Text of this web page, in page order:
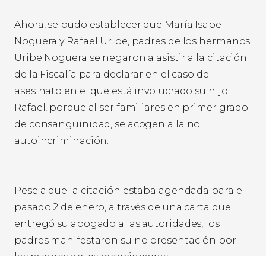
Ahora, se pudo establecer que María Isabel
Noguera y Rafael Uribe, padres de los hermanos
Uribe Noguera se negaron a asistir a la citación
de la Fiscalía para declarar en el caso de
asesinato en el que está involucrado su hijo
Rafael, porque al ser familiares en primer grado
de consanguinidad, se acogen a la no
autoincriminación.
Pese a que la citación estaba agendada para el
pasado 2 de enero, a través de una carta que
entregó su abogado a las autoridades, los
padres manifestaron su no presentación por